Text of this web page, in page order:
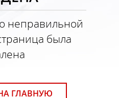
неправильной
была
ГЛАВНУЮ